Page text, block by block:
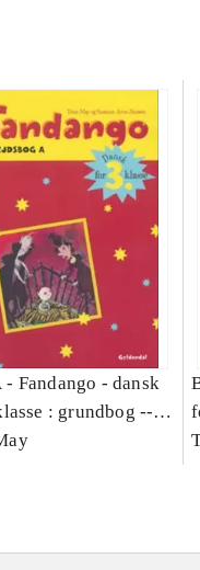
- Fandango - dansk
: grundbog --
Bind A